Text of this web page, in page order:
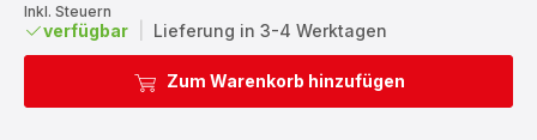
Inkl. Steuern
verfügbar Lieferung in 3-4 Werktagen
Zum Warenkorb hinzufügen